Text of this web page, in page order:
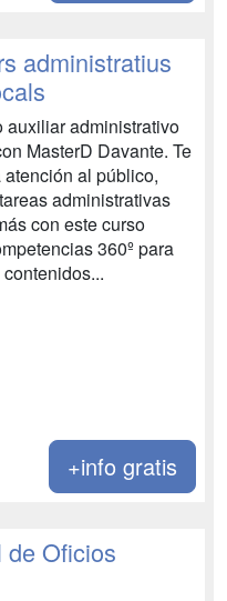
administratius
auxiliar administrativo
MasterD Davante. Te
al público,
administrativas
con este curso
360º para
+info gratis
de Oficios